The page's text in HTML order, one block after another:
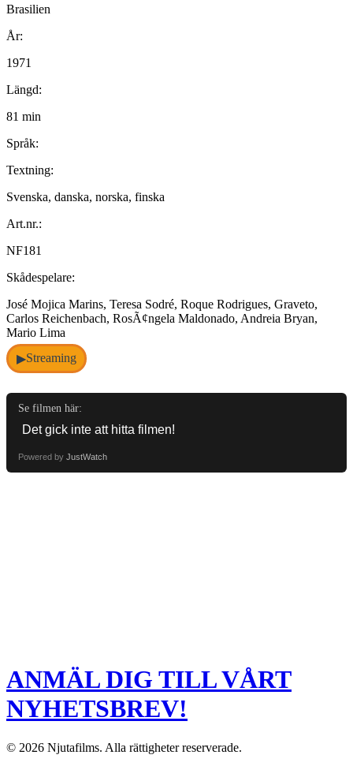
Brasilien
År:
1971
Längd:
81 min
Språk:
Textning:
Svenska, danska, norska, finska
Art.nr.:
NF181
Skådespelare:
José Mojica Marins, Teresa Sodré, Roque Rodrigues, Graveto,
Carlos Reichenbach, RosÃ¢ngela Maldonado, Andreia Bryan,
Mario Lima
▶Streaming
Se filmen här:
Powered by JustWatch
ANMÄL DIG TILL VÅRT
NYHETSBREV!
© 2026 Njutafilms. Alla rättigheter reserverade.